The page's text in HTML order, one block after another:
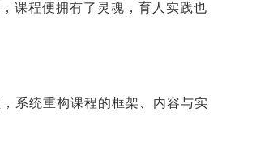
课程便拥有了灵魂，育人实践也
系统重构课程的框架、内容与实